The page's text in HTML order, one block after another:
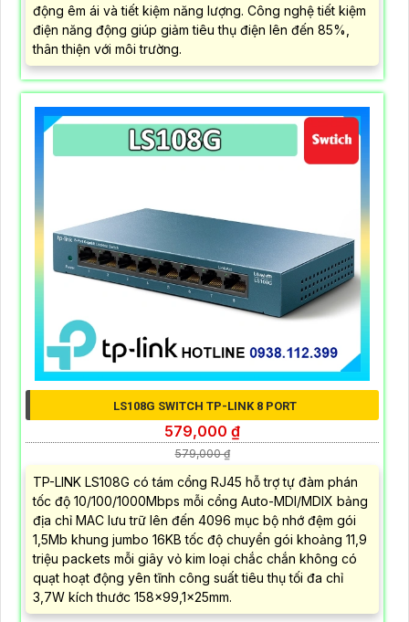
động êm ái và tiết kiệm năng lượng. Công nghệ tiết kiệm
điện năng động giúp giảm tiêu thụ điện lên đến 85%,
thân thiện với môi trường.
LS108G SWITCH TP-LINK 8 PORT
579,000 ₫
579,000 ₫
TP-LINK LS108G có tám cổng RJ45 hỗ trợ tự đàm phán
tốc độ 10/100/1000Mbps mỗi cổng Auto-MDI/MDIX bảng
địa chỉ MAC lưu trữ lên đến 4096 mục bộ nhớ đệm gói
1,5Mb khung jumbo 16KB tốc độ chuyển gói khoảng 11,9
triệu packets mỗi giây vỏ kim loại chắc chắn không có
quạt hoạt động yên tĩnh công suất tiêu thụ tối đa chỉ
3,7W kích thước 158×99,1×25mm.